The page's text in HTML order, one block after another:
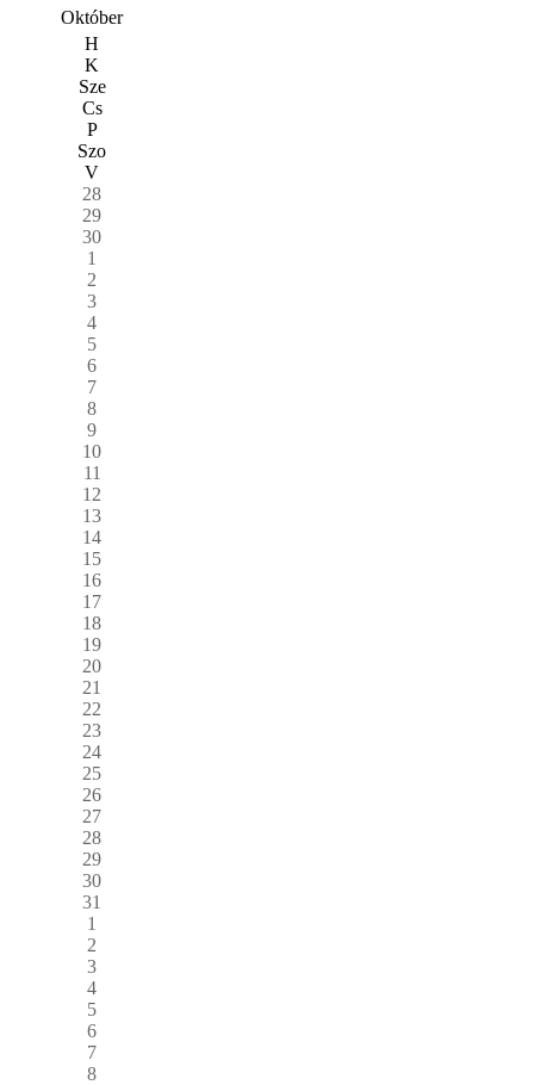
Október
H
K
Sze
Cs
P
Szo
V
28
29
30
1
2
3
4
5
6
7
8
9
10
11
12
13
14
15
16
17
18
19
20
21
22
23
24
25
26
27
28
29
30
31
1
2
3
4
5
6
7
8